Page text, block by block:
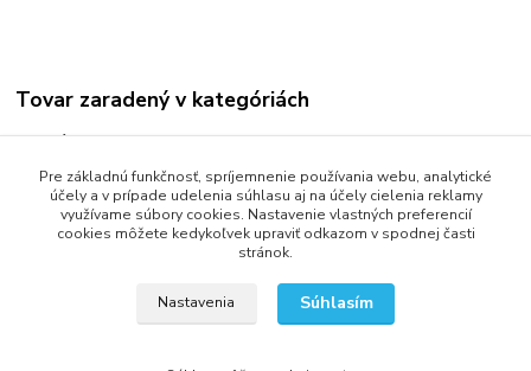
Tovar zaradený v kategóriách
Krémy, dezinfekcie ISOLDA
Krémy
2013 - 2025 LOVITECH, s.r.o. - Už 12 rokov s Vami...
Pre základnú funkčnosť, spríjemnenie používania webu, analytické
účely a v prípade udelenia súhlasu aj na účely cielenia reklamy
využívame súbory cookies. Nastavenie vlastných preferencií
cookies môžete kedykoľvek upraviť odkazom v spodnej časti
stránok.
Nastavenia Súhlasím